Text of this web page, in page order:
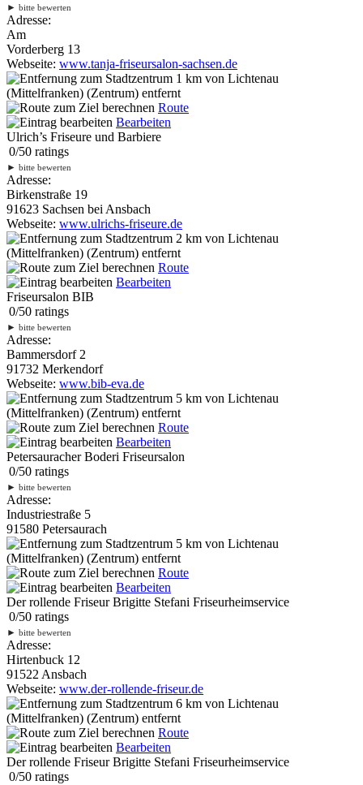
► bitte bewerten
Adresse:
Am
Vorderberg 13
Webseite: www.tanja-friseursalon-sachsen.de
1 km von Lichtenau
(Mittelfranken) (Zentrum) entfernt
Route
Bearbeiten
Ulrich’s Friseure und Barbiere
0/50 ratings
► bitte bewerten
Adresse:
Birkenstraße 19
91623 Sachsen bei Ansbach
Webseite: www.ulrichs-friseure.de
2 km von Lichtenau
(Mittelfranken) (Zentrum) entfernt
Route
Bearbeiten
Friseursalon BIB
0/50 ratings
► bitte bewerten
Adresse:
Bammersdorf 2
91732 Merkendorf
Webseite: www.bib-eva.de
5 km von Lichtenau
(Mittelfranken) (Zentrum) entfernt
Route
Bearbeiten
Petersauracher Boderi Friseursalon
0/50 ratings
► bitte bewerten
Adresse:
Industriestraße 5
91580 Petersaurach
5 km von Lichtenau
(Mittelfranken) (Zentrum) entfernt
Route
Bearbeiten
Der rollende Friseur Brigitte Stefani Friseurheimservice
0/50 ratings
► bitte bewerten
Adresse:
Hirtenbuck 12
91522 Ansbach
Webseite: www.der-rollende-friseur.de
6 km von Lichtenau
(Mittelfranken) (Zentrum) entfernt
Route
Bearbeiten
Der rollende Friseur Brigitte Stefani Friseurheimservice
0/50 ratings